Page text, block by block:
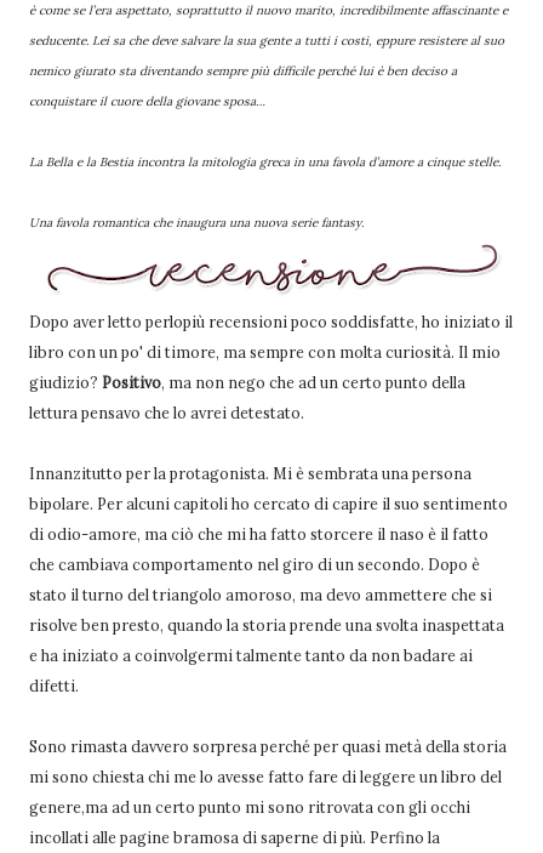
è come se l’era aspettato, soprattutto il nuovo marito, incredibilmente affascinante e
seducente. Lei sa che deve salvare la sua gente a tutti i costi, eppure resistere al suo
nemico giurato sta diventando sempre più difficile perché lui è ben deciso a
conquistare il cuore della giovane sposa…
La Bella e la Bestia incontra la mitologia greca in una favola d’amore a cinque stelle.
Una favola romantica che inaugura una nuova serie fantasy.
Dopo aver letto perlopiù recensioni poco soddisfatte, ho iniziato il
libro con un po' di timore, ma sempre con molta curiosità. Il mio
giudizio? Positivo, ma non nego che ad un certo punto della
lettura pensavo che lo avrei detestato.
Innanzitutto per la protagonista. Mi è sembrata una persona
bipolare. Per alcuni capitoli ho cercato di capire il suo sentimento
di odio-amore, ma ciò che mi ha fatto storcere il naso è il fatto
che cambiava comportamento nel giro di un secondo. Dopo è
stato il turno del triangolo amoroso, ma devo ammettere che si
risolve ben presto, quando la storia prende una svolta inaspettata
e ha iniziato a coinvolgermi talmente tanto da non badare ai
difetti.
Sono rimasta davvero sorpresa perché per quasi metà della storia
mi sono chiesta chi me lo avesse fatto fare di leggere un libro del
genere,ma ad un certo punto mi sono ritrovata con gli occhi
incollati alle pagine bramosa di saperne di più. Perfino la